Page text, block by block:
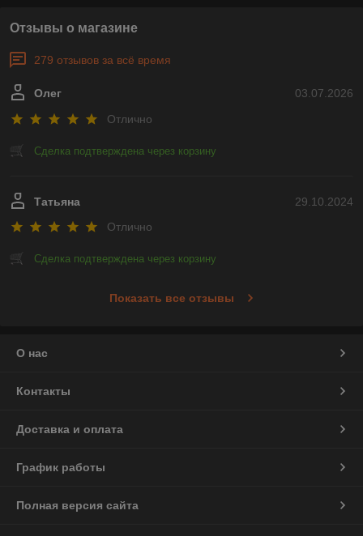
Отзывы о магазине
279 отзывов за всё время
03.07.2026
Олег
Отлично
Сделка подтверждена через корзину
29.10.2024
Татьяна
Отлично
Сделка подтверждена через корзину
Показать все отзывы
О нас
Контакты
Доставка и оплата
График работы
Полная версия сайта